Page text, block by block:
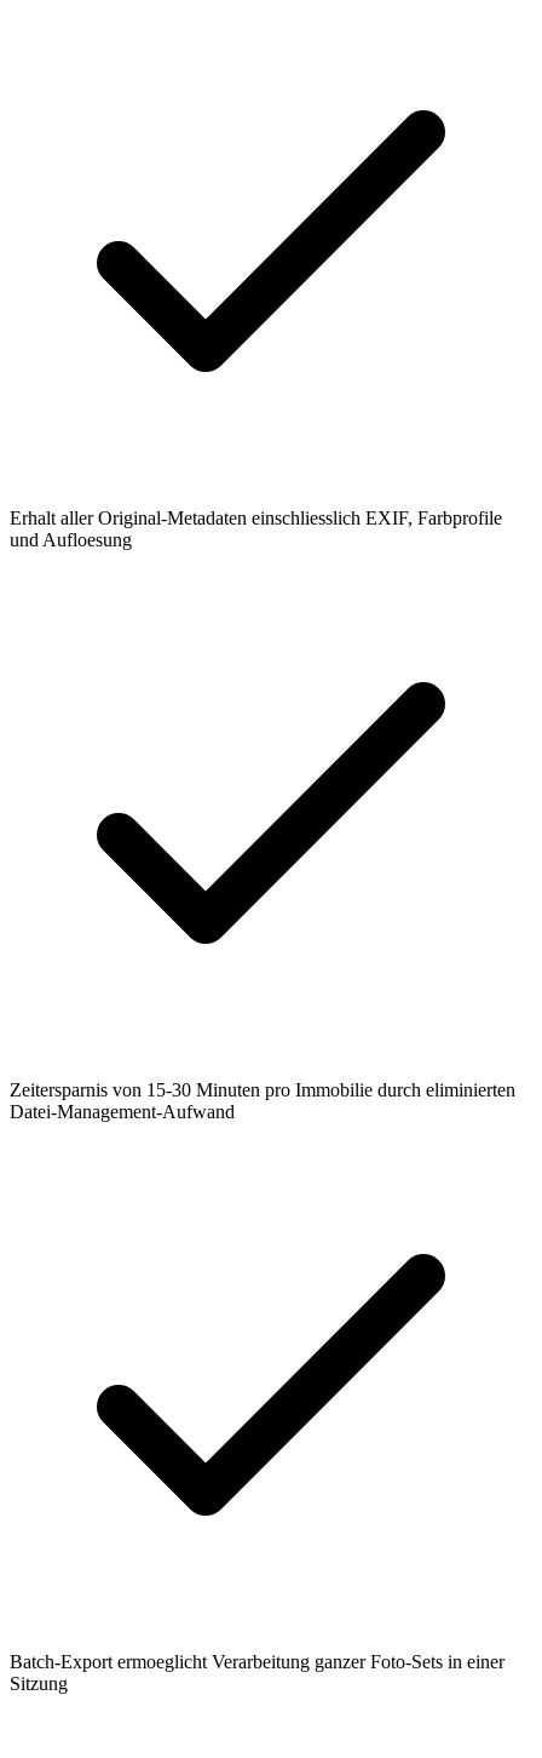
Erhalt aller Original-Metadaten einschliesslich EXIF, Farbprofile
und Aufloesung
Zeitersparnis von 15-30 Minuten pro Immobilie durch eliminierten
Datei-Management-Aufwand
Batch-Export ermoeglicht Verarbeitung ganzer Foto-Sets in einer
Sitzung